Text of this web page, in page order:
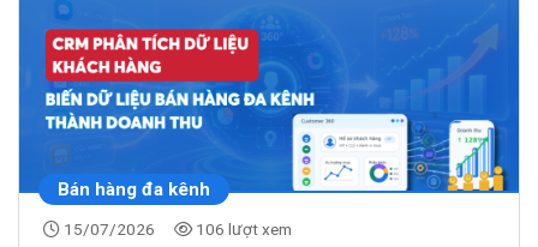
Bán hàng đa kênh
15/07/2026 106 lượt xem